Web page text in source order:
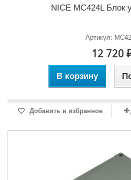
NICE MC424L Блок
Артикул:
12 720
В корзину
Добавить в избранное